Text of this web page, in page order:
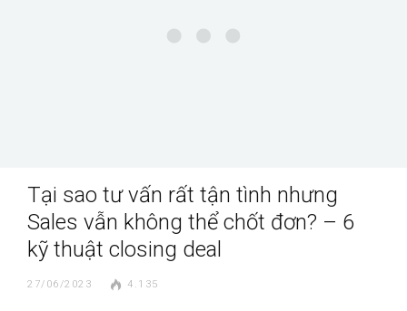
Tại sao tư vấn rất tận tình nhưng
Sales vẫn không thể chốt đơn? – 6
kỹ thuật closing deal
27/06/2023 4.135